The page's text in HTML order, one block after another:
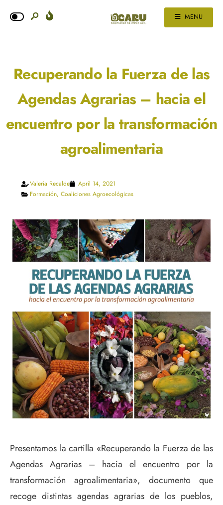
MENU
Recuperando la Fuerza de las
Agendas Agrarias – hacia el
encuentro por la transformación
agroalimentaria
Valeria Recalde
April 14, 2021
Formación, Coaliciones Agroecológicas
Presentamos la cartilla «Recuperando la Fuerza de las
Agendas Agrarias – hacia el encuentro por la
transformación agroalimentaria», documento que
recoge distintas agendas agrarias de los pueblos,